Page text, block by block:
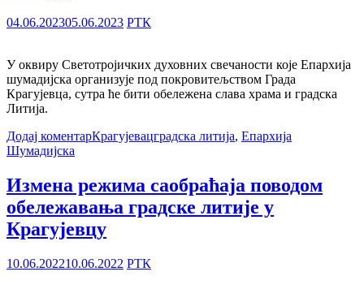
04.06.202305.06.2023 РТК
У оквиру Светотројичких духовних свечаности које Епархија
шумадијска организује под покровитељством Града
Крагујевца, сутра ће бити обележена слава храма и градска
Литија.
Додај коментарКрагујевацградска литија, Епархија
Шумадијска
Измена режима саобраћаја поводом
обележавања градске литије у
Крагујевцу
10.06.202210.06.2022 РТК